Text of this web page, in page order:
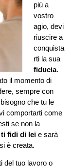
più a
vostro
agio, devi
riuscire a
conquista
rti la sua
fiducia.
il momento di
sempre con
che tu le
comportarti come
se non la
ti fidi di lei e sarà
è creata.
del tuo lavoro o